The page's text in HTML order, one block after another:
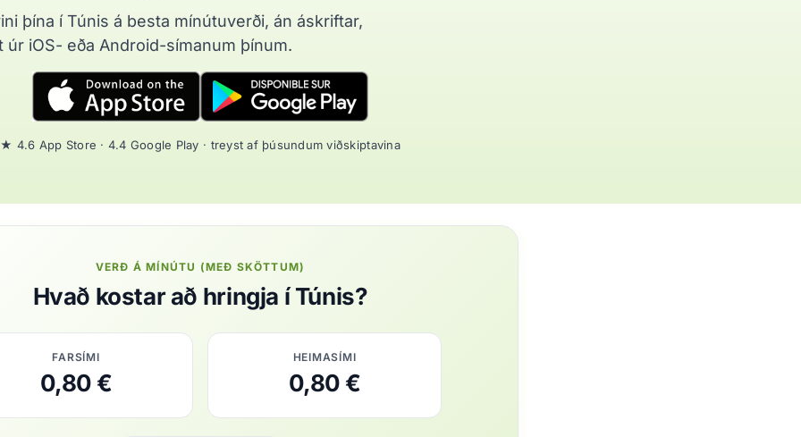
þína í Túnis á besta mínútuverði, án áskriftar,
úr iOS- eða Android-símanum þínum.
★ 4.6 App Store · 4.4 Google Play · treyst af þúsundum viðskiptavina
VERÐ Á MÍNÚTU (MEÐ SKÖTTUM)
Hvað kostar að hringja í Túnis?
FARSÍMI
0,80 €
HEIMASÍMI
0,80 €